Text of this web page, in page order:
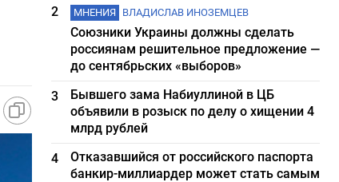
2
МНЕНИЯ ВЛАДИСЛАВ ИНОЗЕМЦЕВ
Союзники Украины должны сделать
россиянам решительное предложение —
до сентябрьских «выборов»
3
Бывшего зама Набиуллиной в ЦБ
объявили в розыск по делу о хищении 4
млрд рублей
4
Отказавшийся от российского паспорта
банкир-миллиардер может стать самым